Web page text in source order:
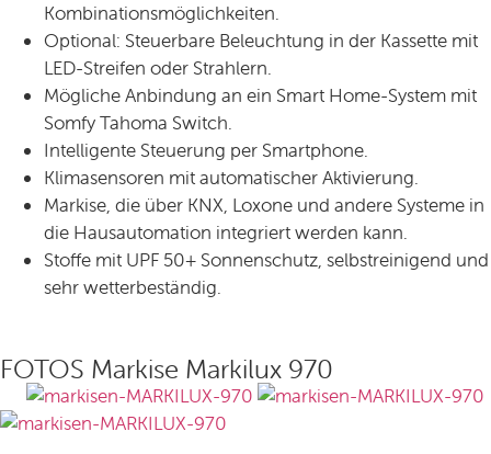
Kombinationsmöglichkeiten.
Optional: Steuerbare Beleuchtung in der Kassette mit
LED-Streifen oder Strahlern.
Mögliche Anbindung an ein Smart Home-System mit
Somfy Tahoma Switch.
Intelligente Steuerung per Smartphone.
Klimasensoren mit automatischer Aktivierung.
Markise, die über KNX, Loxone und andere Systeme in
die Hausautomation integriert werden kann.
Stoffe mit UPF 50+ Sonnenschutz, selbstreinigend und
sehr wetterbeständig.
FOTOS Markise Markilux 970